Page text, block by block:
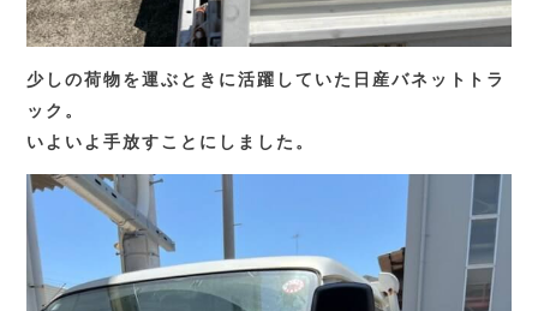
少しの荷物を運ぶときに活躍していた日産バネットトラ
ック。
いよいよ手放すことにしました。